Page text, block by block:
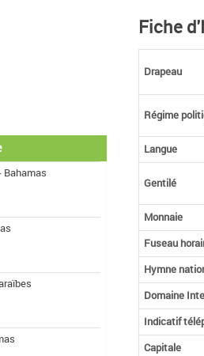
Bahamas
Fiche
Drapeau
Régime
Langue
Gentilé
Monnaie
Fuseau
Hymne
Domaine
Indicatif
Capitale